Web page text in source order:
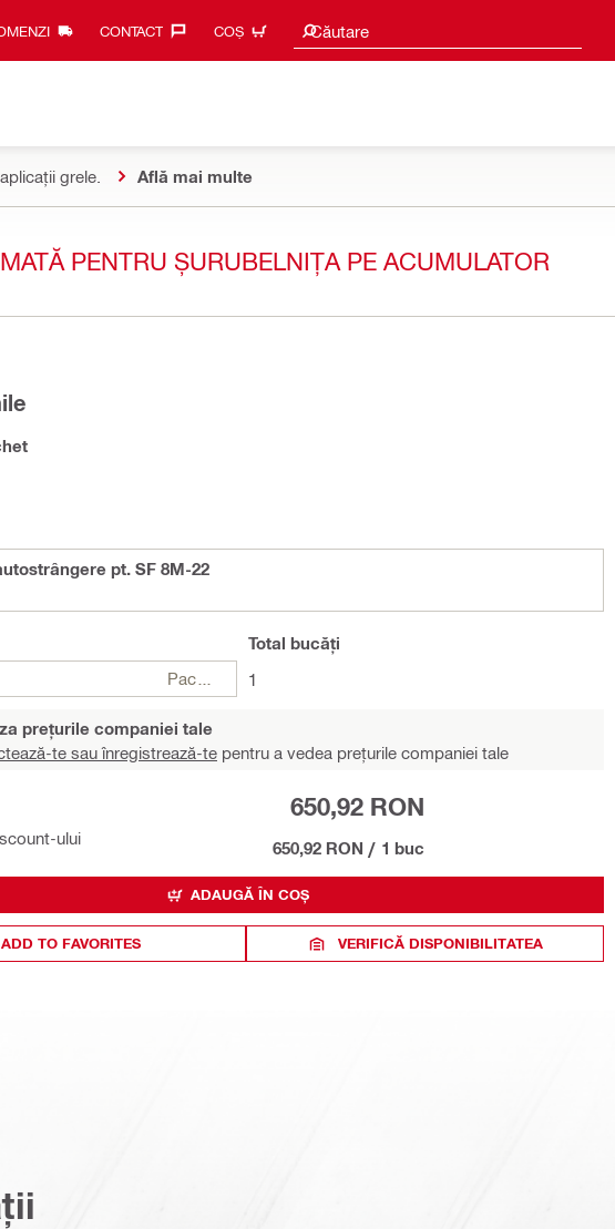
CONTACT‎ COȘ Căutare
Caută sugestii
grele. Află mai multe
PENTRU ȘURUBELNIȚA PE ACUMULATOR
pt. SF 8M-22
Total bucăți
1
prețurile companiei tale
te sau înregistrează-te pentru a vedea prețurile companiei tale
ului
650,92 RON
650,92 RON / 1 buc
ADAUGĂ ÎN COȘ
ADD TO FAVORITES VERIFICĂ DISPONIBILITATEA